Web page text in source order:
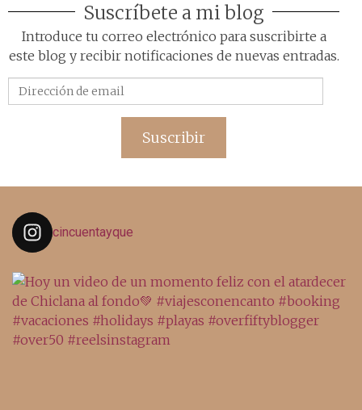
Suscríbete a mi blog
Introduce tu correo electrónico para suscribirte a
este blog y recibir notificaciones de nuevas entradas.
de
Suscribir
cincuentayque